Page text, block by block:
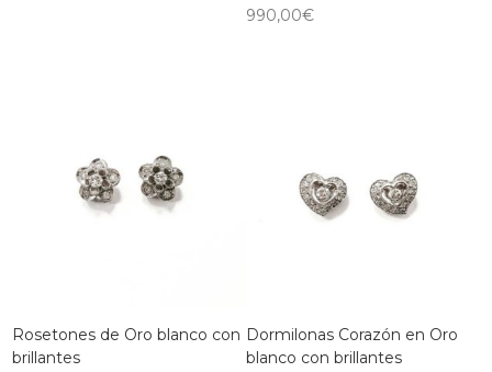
990,00€
Rosetones de Oro blanco con
brillantes
Dormilonas Corazón en Oro
blanco con brillantes